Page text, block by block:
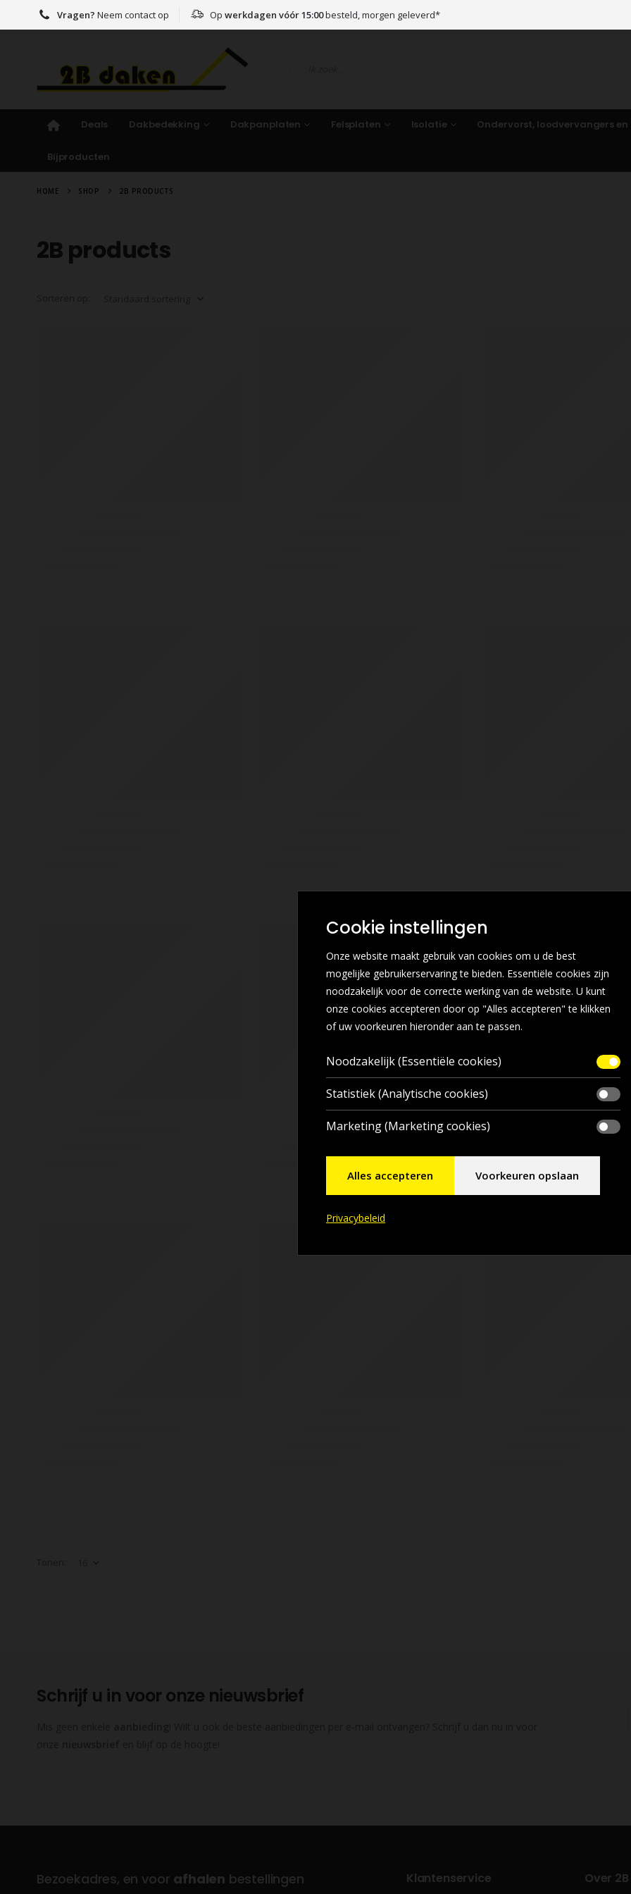
Vragen? Neem contact op Op werkdagen vóór 15:00besteld, morgen geleverd*
Deals Dakbedekking Dakpanplaten Felsplaten Isolatie Ondervorst, loodvervangers en
Bijproducten
HOME SHOP 2B PRODUCTS
2B products
Schrijf u in voor onze nieuwsbrief
Bezoekadres, en voor afhalen bestellingen Klantenservice Over 2B
Cookie instellingen
Onze website maakt gebruik van cookies om u de best
mogelijke gebruikerservaring te bieden. Essentiële cookies zijn
noodzakelijk voor de correcte werking van de website. U kunt
onze cookies accepteren door op "Alles accepteren" te klikken
of uw voorkeuren hieronder aan te passen.
Noodzakelijk (Essentiële cookies)
Statistiek (Analytische cookies)
Marketing (Marketing cookies)
Alles accepteren Voorkeuren opslaan
Privacybeleid